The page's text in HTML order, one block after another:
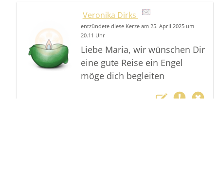
Veronika Dirks
entzündete diese Kerze am 25. April 2025 um
20.11 Uhr
Liebe Maria, wir wünschen Dir
eine gute Reise ein Engel
möge dich begleiten